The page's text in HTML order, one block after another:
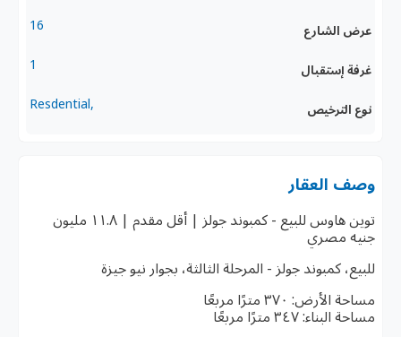
عرض الشارع 16
غرفة إستقبال 1
نوع الترخيص ,Resdential
وصف العقار
توين هاوس للبيع - كمبوند جولز | أقل مقدم | ١١.٨ مليون
جنيه مصري
للبيع، كمبوند جولز - المرحلة الثالثة، بجوار نيو جيزة
مساحة الأرض: ٣٧٠ مترًا مربعًا
مساحة البناء: ٣٤٧ مترًا مربعًا